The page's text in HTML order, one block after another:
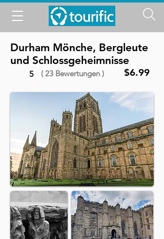
Durham Mönche, Bergleute
und Schlossgeheimnisse
5 ( 23 Bewertungen ) $6.99